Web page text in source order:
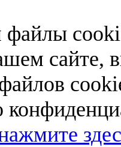
сайте,